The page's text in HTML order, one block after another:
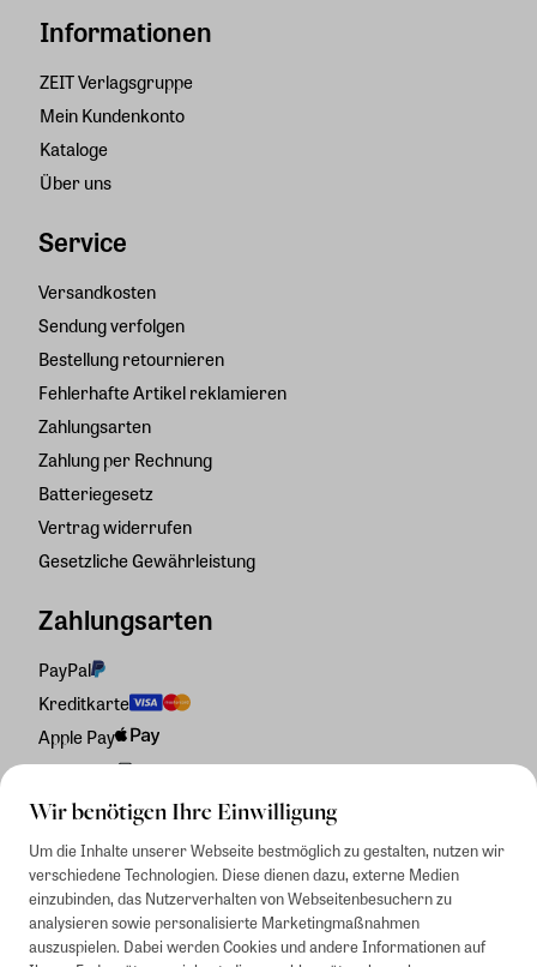
Wir benötigen Ihre Einwilligung
Um die Inhalte unserer Webseite bestmöglich zu gestalten, nutzen wir
verschiedene Technologien. Diese dienen dazu, externe Medien
einzubinden, das Nutzerverhalten von Webseitenbesuchern zu
analysieren sowie personalisierte Marketingmaßnahmen
auszuspielen. Dabei werden Cookies und andere Informationen auf
Informationen
ZEIT Verlagsgruppe
Mein Kundenkonto
Kataloge
Über uns
Service
Versandkosten
Sendung verfolgen
Bestellung retournieren
Fehlerhafte Artikel reklamieren
Zahlungsarten
Zahlung per Rechnung
Batteriegesetz
Vertrag widerrufen
Gesetzliche Gewährleistung
Zahlungsarten
PayPal
Kreditkarte
Apple Pay
Rechnung